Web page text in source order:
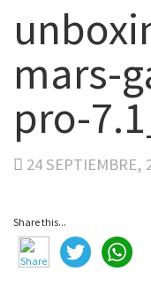
mars-
pro-
24 SEPTIEMBRE,
Share this...